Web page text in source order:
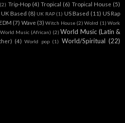
(2) Trip-Hop (4) Tropical (6) Tropical House (5)
UK Based (8) UK RAP (1) US Based (11) US Rap
(7) Wave (3) Witch House (2) Wolrd (1) Work
World Music (African) (2) World Music (Latin &
(4) World pop (1) World/Spiritual (22)